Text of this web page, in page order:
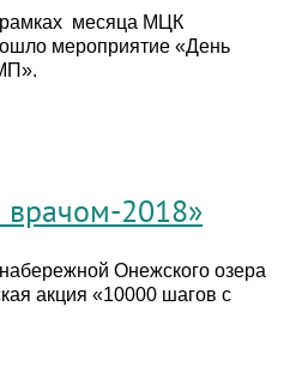
рамках месяца МЦК
мероприятие «День
врачом-2018»
Онежского озера
акция «10000 шагов с